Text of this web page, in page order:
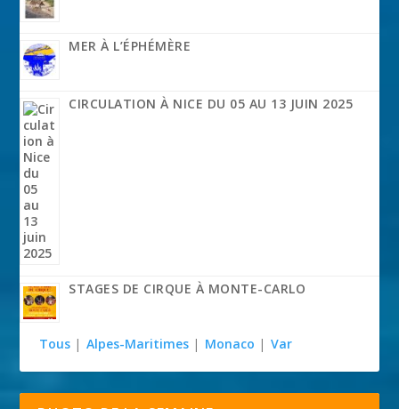
MER À L’ÉPHÉMÈRE
CIRCULATION À NICE DU 05 AU 13 JUIN 2025
STAGES DE CIRQUE À MONTE-CARLO
Tous | Alpes-Maritimes | Monaco | Var